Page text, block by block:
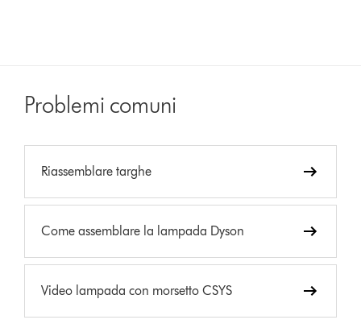
Problemi comuni
Riassemblare targhe
Come assemblare la lampada Dyson
Video lampada con morsetto CSYS